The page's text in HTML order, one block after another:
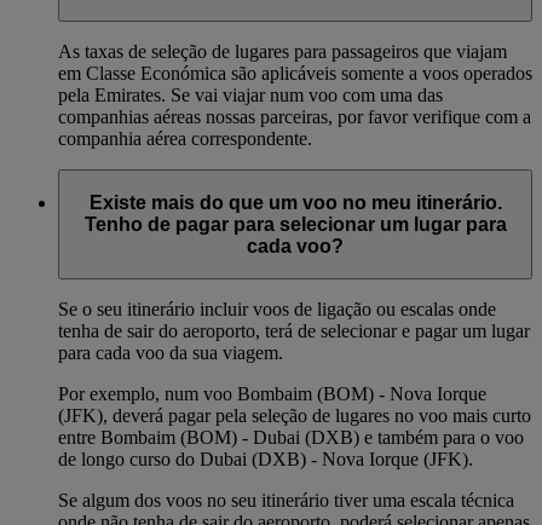
As taxas de seleção de lugares para passageiros que viajam
em Classe Económica são aplicáveis somente a voos operados
pela Emirates. Se vai viajar num voo com uma das
companhias aéreas nossas parceiras, por favor verifique com a
companhia aérea correspondente.
Existe mais do que um voo no meu itinerário.
Tenho de pagar para selecionar um lugar para
cada voo?
Se o seu itinerário incluir voos de ligação ou escalas onde
tenha de sair do aeroporto, terá de selecionar e pagar um lugar
para cada voo da sua viagem.
Por exemplo, num voo Bombaim (BOM) - Nova Iorque
(JFK), deverá pagar pela seleção de lugares no voo mais curto
entre Bombaim (BOM) - Dubai (DXB) e também para o voo
de longo curso do Dubai (DXB) - Nova Iorque (JFK).
Se algum dos voos no seu itinerário tiver uma escala técnica